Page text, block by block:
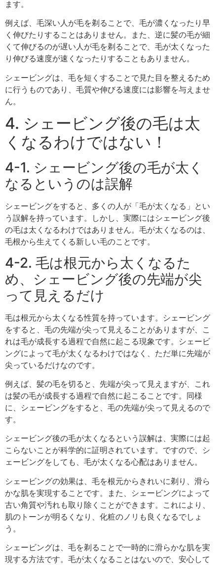
ます。
例えば、毛深い人が毛を剃ることで、毛が濃くなったり早
く伸びたりすることはありません。また、逆に髪の毛が細
くて伸びるのが遅い人が毛を剃ることで、毛が太くなった
り伸びる速度が速くなったりすることもありません。
シェービングは、毛を短くすることで見た目を整えるため
に行うものであり、毛質や伸びる速度には影響を与えませ
ん。
4. シェービング後の毛は太
くなるわけではない！
4-1. シェービング後の毛が太く
なるというのは誤解
シェービングをすると、多くの人が「毛が太くなる」とい
う誤解を持っています。しかし、実際にはシェービング後
の毛は太くなるわけではありません。毛が太くなるのは、
毛根から生えてくる新しい毛のことです。
4-2. 毛は根元から太くなるた
め、シェービング後の先端が尖
って見えるだけ
毛は根元から太くなる性質を持っています。シェービング
をすると、毛の先端が尖って見えることがありますが、こ
れは毛が成長する過程で自然に起こる現象です。シェービ
ングによって毛が太くなるわけではなく、ただ単に先端が
尖っているだけなのです。
例えば、髪の毛を切ると、先端が尖って見えますが、これ
は髪の毛が成長する過程で自然に起こることです。同様
に、シェービングをすると、毛の先端が尖って見えるので
す。
シェービング後の毛が太くなるという誤解は、実際には起
こらないことが科学的に証明されています。ですので、シ
ェービングをしても、毛が太くなる心配はありません。
シェービングの効果は、毛を根元からきれいに剃り、滑ら
かな肌を実現することです。また、シェービングによって
古い角質や汚れも取り除くことができます。これにより、
肌のトーンが明るくなり、化粧のノリも良くなるでしょ
う。
シェービングは、毛を剃ることで一時的に滑らかな肌を実
現する方法です。毛が太くなることはないので、安心して